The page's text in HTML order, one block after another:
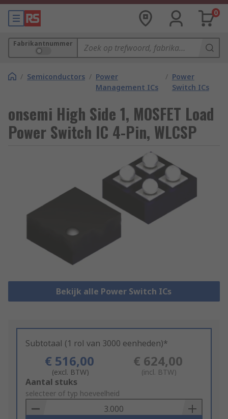
0
Fabrikantnummer
/ Semiconductors / Power
Management ICs
/ Power
Switch ICs
onsemi High Side 1, MOSFET Load
Power Switch IC 4-Pin, WLCSP
Bekijk alle Power Switch ICs
Subtotaal (1 rol van 3000 eenheden)*
€ 516,00
(excl. BTW)
€ 624,00
(incl. BTW)
Add
to
Basket
Aantal stuks
selecteer of typ hoeveelheid